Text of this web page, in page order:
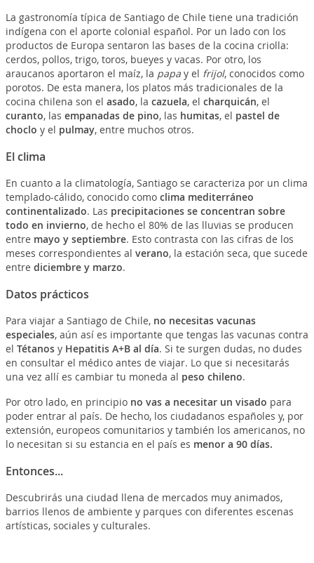
La gastronomía típica de Santiago de Chile tiene una tradición
indígena con el aporte colonial español. Por un lado con los
productos de Europa sentaron las bases de la cocina criolla:
cerdos, pollos, trigo, toros, bueyes y vacas. Por otro, los
araucanos aportaron el maíz, la papay el frijol, conocidos como
porotos. De esta manera, los platos más tradicionales de la
cocina chilena son el asado, la cazuela, el charquicán, el
curanto, las empanadas de pino, las humitas, el pastel de
choclo y el pulmay, entre muchos otros.
El clima
En cuanto a la climatología, Santiago se caracteriza por un clima
templado-cálido, conocido comoclima mediterráneo
continentalizado. Las precipitaciones se concentran sobre
todo en invierno, de hecho el 80% de las lluvias se producen
entre mayo y septiembre. Esto contrasta con las cifras de los
meses correspondientes al verano, la estación seca, que sucede
entre diciembre y marzo.
Datos prácticos
Para viajar a Santiago de Chile, no necesitas vacunas
especiales, aún así es importante que tengas las vacunas contra
el Tétanosy Hepatitis A+B al día. Si te surgen dudas, no dudes
en consultar el médico antes de viajar. Lo que si necesitarás
una vez allí es cambiar tu moneda al peso chileno.
Por otro lado, en principiono vas a necesitar un visado para
poder entrar al país. De hecho, los ciudadanos españoles y, por
extensión, europeos comunitarios y también los americanos, no
lo necesitan si su estancia en el país es menor a 90 días.
Entonces...
Descubrirás una ciudad llena de mercados muy animados,
barrios llenos de ambiente y parques con diferentes escenas
artísticas, sociales y culturales.